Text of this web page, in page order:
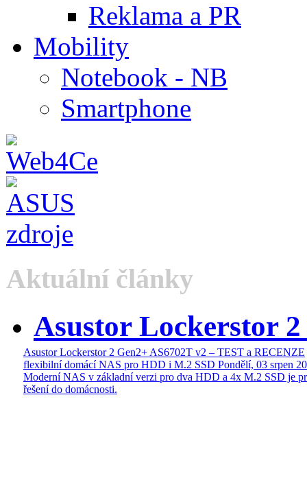
Reklama a PR
Mobility
Notebook - NB
Smartphone
Aktuální články
Asustor Lockerstor
Asustor Lockerstor 2 Gen2+ AS6702T v2 – TEST a RECENZE
flexibilní domácí NAS pro HDD i M.2 SSD Pondělí, 03 srpen
Moderní NAS v základní verzi pro dva HDD a 4x M.2 SSD je
řešení do domácnosti.